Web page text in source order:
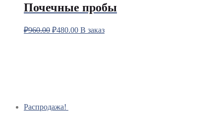
Почечные пробы
₽960.00 ₽480.00 В заказ
Распродажа!